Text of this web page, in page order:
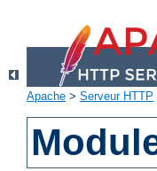
Apache > Serveur HTTP